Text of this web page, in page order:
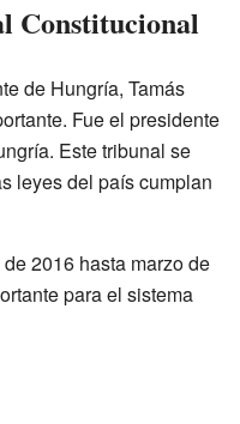
Constitucional
de Hungría, Tamás
Fue el presidente
Este tribunal se
leyes del país cumplan
2016 hasta marzo de
para el sistema